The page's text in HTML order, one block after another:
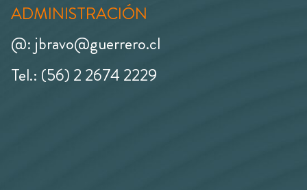
ADMINISTRACIÓN
@: jbravo@guerrero.cl
Tel.: (56) 2 2674 2229